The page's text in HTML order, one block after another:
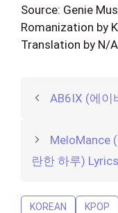
Source: Genie
Romanization by
Translation by N/A
AB6IX (에이
MeloMance
란한 하루) Lyrics
KOREAN KPOP